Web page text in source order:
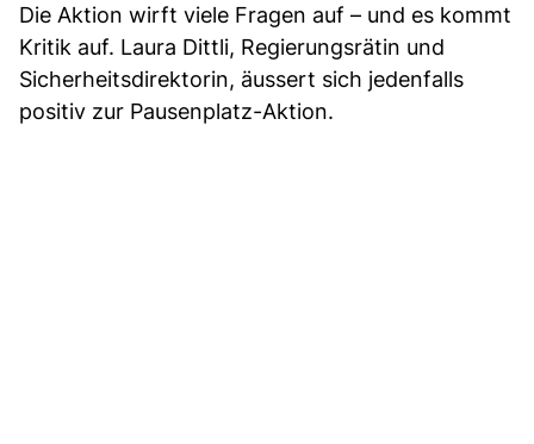
Die Aktion wirft viele Fragen auf – und es kommt
Kritik auf. Laura Dittli, Regierungsrätin und
Sicherheitsdirektorin, äussert sich jedenfalls
positiv zur Pausenplatz-Aktion.